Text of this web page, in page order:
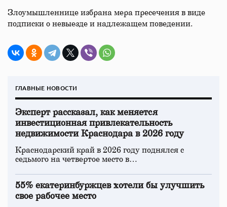
Злоумышленнице избрана мера пресечения в виде
подписки о невыезде и надлежащем поведении.
ГЛАВНЫЕ НОВОСТИ
Эксперт рассказал, как меняется
инвестиционная привлекательность
недвижимости Краснодара в 2026 году
Краснодарский край в 2026 году поднялся с
седьмого на четвертое место в…
55% екатеринбуржцев хотели бы улучшить
свое рабочее место